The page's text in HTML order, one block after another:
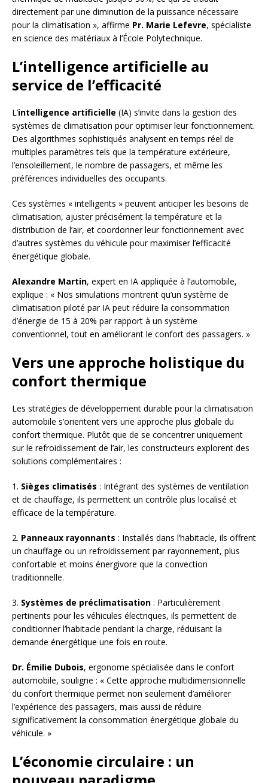
directement par une diminution de la puissance nécessaire
pour la climatisation », affirme Pr. Marie Lefevre, spécialiste
en science des matériaux à l’École Polytechnique.
L’intelligence artificielle au
service de l’efficacité
L’intelligence artificielle (IA) s’invite dans la gestion des
systèmes de climatisation pour optimiser leur fonctionnement.
Des algorithmes sophistiqués analysent en temps réel de
multiples paramètres tels que la température extérieure,
l’ensoleillement, le nombre de passagers, et même les
préférences individuelles des occupants.
Ces systèmes « intelligents » peuvent anticiper les besoins de
climatisation, ajuster précisément la température et la
distribution de l’air, et coordonner leur fonctionnement avec
d’autres systèmes du véhicule pour maximiser l’efficacité
énergétique globale.
Alexandre Martin, expert en IA appliquée à l’automobile,
explique : « Nos simulations montrent qu’un système de
climatisation piloté par IA peut réduire la consommation
d’énergie de 15 à 20% par rapport à un système
conventionnel, tout en améliorant le confort des passagers. »
Vers une approche holistique du
confort thermique
Les stratégies de développement durable pour la climatisation
automobile s’orientent vers une approche plus globale du
confort thermique. Plutôt que de se concentrer uniquement
sur le refroidissement de l’air, les constructeurs explorent des
solutions complémentaires :
1. Sièges climatisés : Intégrant des systèmes de ventilation
et de chauffage, ils permettent un contrôle plus localisé et
efficace de la température.
2. Panneaux rayonnants : Installés dans l’habitacle, ils offrent
un chauffage ou un refroidissement par rayonnement, plus
confortable et moins énergivore que la convection
traditionnelle.
3. Systèmes de préclimatisation : Particulièrement
pertinents pour les véhicules électriques, ils permettent de
conditionner l’habitacle pendant la charge, réduisant la
demande énergétique une fois en route.
Dr. Émilie Dubois, ergonome spécialisée dans le confort
automobile, souligne : « Cette approche multidimensionnelle
du confort thermique permet non seulement d’améliorer
l’expérience des passagers, mais aussi de réduire
significativement la consommation énergétique globale du
véhicule. »
L’économie circulaire : un